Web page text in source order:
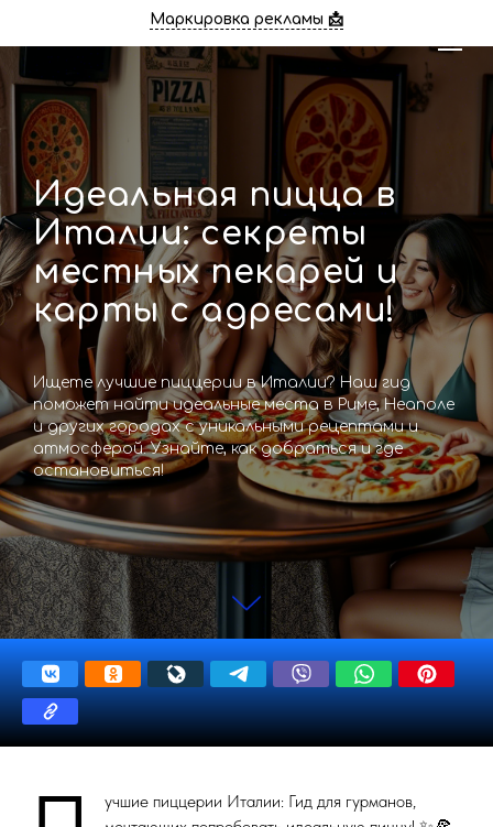
Маркировка рекламы 📩
Идеальная пицца в
Италии: секреты
местных пекарей и
карты с адресами!
Ищете лучшие пиццерии в Италии? Наш гид
поможет найти идеальные места в Риме, Неаполе
и других городах с уникальными рецептами и
атмосферой. Узнайте, как добраться и где
остановиться!
учшие пиццерии Италии: Гид для гурманов,